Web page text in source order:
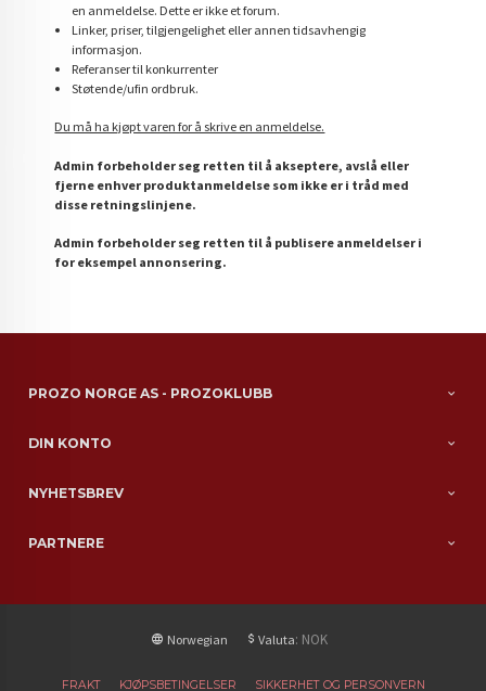
en anmeldelse. Dette er ikke et forum.
Linker, priser, tilgjengelighet eller annen tidsavhengig
informasjon.
Referanser til konkurrenter
Støtende/ufin ordbruk.
Du må ha kjøpt varen for å skrive en anmeldelse.
Admin forbeholder seg retten til å akseptere, avslå eller
fjerne enhver produktanmeldelse som ikke er i tråd med
disse retningslinjene.
Admin forbeholder seg retten til å publisere anmeldelser i
for eksempel annonsering.
PROZO NORGE AS - PROZOKLUBB
DIN KONTO
NYHETSBREV
PARTNERE
Norwegian Valuta: NOK
FRAKT KJØPSBETINGELSER SIKKERHET OG PERSONVERN